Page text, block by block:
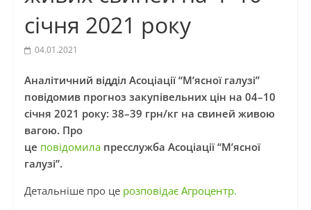
січня 2021 року
04.01.2021
Аналітичний відділ Асоціації “М’ясної галузі”
повідомив прогноз закупівельних цін на 04–10
січня 2021 року: 38–39 грн/кг на свиней живою
вагою. Про
це повідомилапресслужба Асоціації “М’ясної
галузі”.
Детальніше про це розповідає Агроцентр.